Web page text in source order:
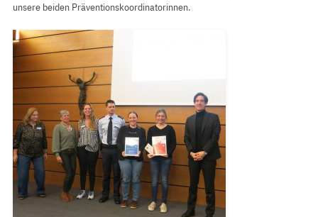
unsere beiden Präventionskoordinatorinnen.